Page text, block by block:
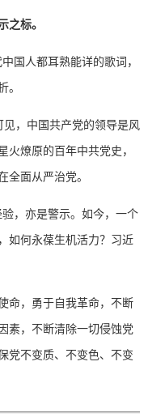
之标。
国人都耳熟能详的歌词，
。
，中国共产党的领导是风
火燎原的百年中共党史，
全面从严治党。
，亦是警示。如今，一个
如何永葆生机活力？习近
命，勇于自我革命，不断
素，不断清除一切侵蚀党
党不变质、不变色、不变